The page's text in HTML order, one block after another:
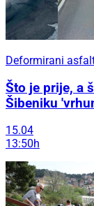
Deformirani
Što je prije, a
Šibeniku
15.04
13:50h